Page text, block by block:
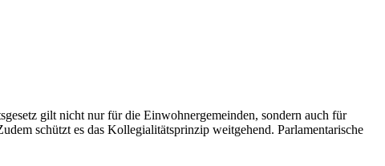
gilt nicht nur für die Einwohnergemeinden, sondern auch für
schützt es das Kollegialitätsprinzip weitgehend. Parlamentarische